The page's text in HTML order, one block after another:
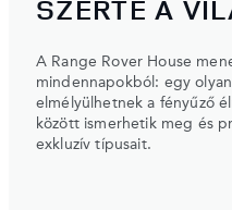
SZERTE A
A Range Rover House
mindennapokból: egy
elmélyülhetnek a fényűző
között ismerhetik meg és
exkluzív típusait.